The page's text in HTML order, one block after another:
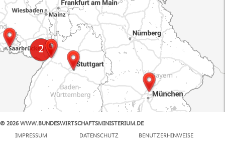
© 2026 WWW.BUNDESWIRTSCHAFTSMINISTERIUM.DE
IMPRESSUM
DATENSCHUTZ BENUTZERHINWEISE